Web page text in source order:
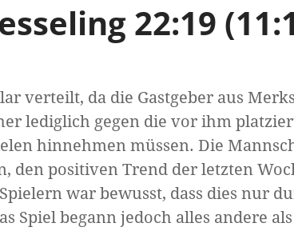
22:19
verteilt, da die Gastgeber aus
lediglich gegen die vor ihm
hinnehmen müssen. Die
den positiven Trend der letzten
war bewusst, dass dies nur
Spiel begann jedoch alles andere